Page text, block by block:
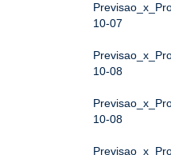
10-07
10-08
10-08